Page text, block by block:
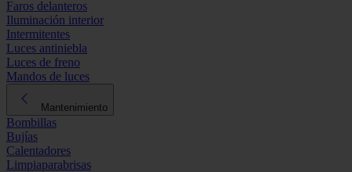
Faros delanteros
Iluminación interior
Intermitentes
Luces antiniebla
Luces de freno
Mandos de luces
Mantenimiento
Bombillas
Bujías
Calentadores
Limpiaparabrisas